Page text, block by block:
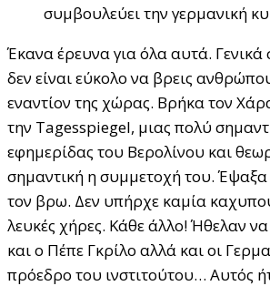
συμβουλεύει την γερμανική
Έκανα έρευνα για όλα αυτά. Γενικά
δεν είναι εύκολο να βρεις
εναντίον της χώρας. Βρήκα τον
την Tagesspiegel, μιας πολύ
εφημερίδας του Βερολίνου και
σημαντική η συμμετοχή του.
τον βρω. Δεν υπήρχε καμία
λευκές χήρες. Κάθε άλλο! Ήθελαν να
και ο Πέπε Γκρίλο αλλά και οι
πρόεδρο του ινστιτούτου… Αυτός